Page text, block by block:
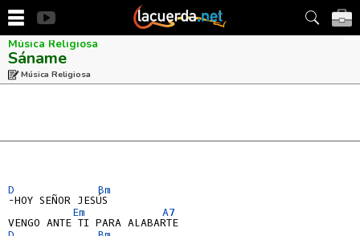
Música Religiosa
Sáname
Música Religiosa
D
Bm
-HOY SEÑOR JESÚS
Em
A7